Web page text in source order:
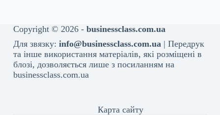
Copyright © 2026 - businessclass.com.ua
Для звязку: info@businessclass.com.ua| Передрук
та інше використання матеріалів, які розміщені в
блозі, дозволяється лише з посиланням на
businessclass.com.ua
Карта сайту